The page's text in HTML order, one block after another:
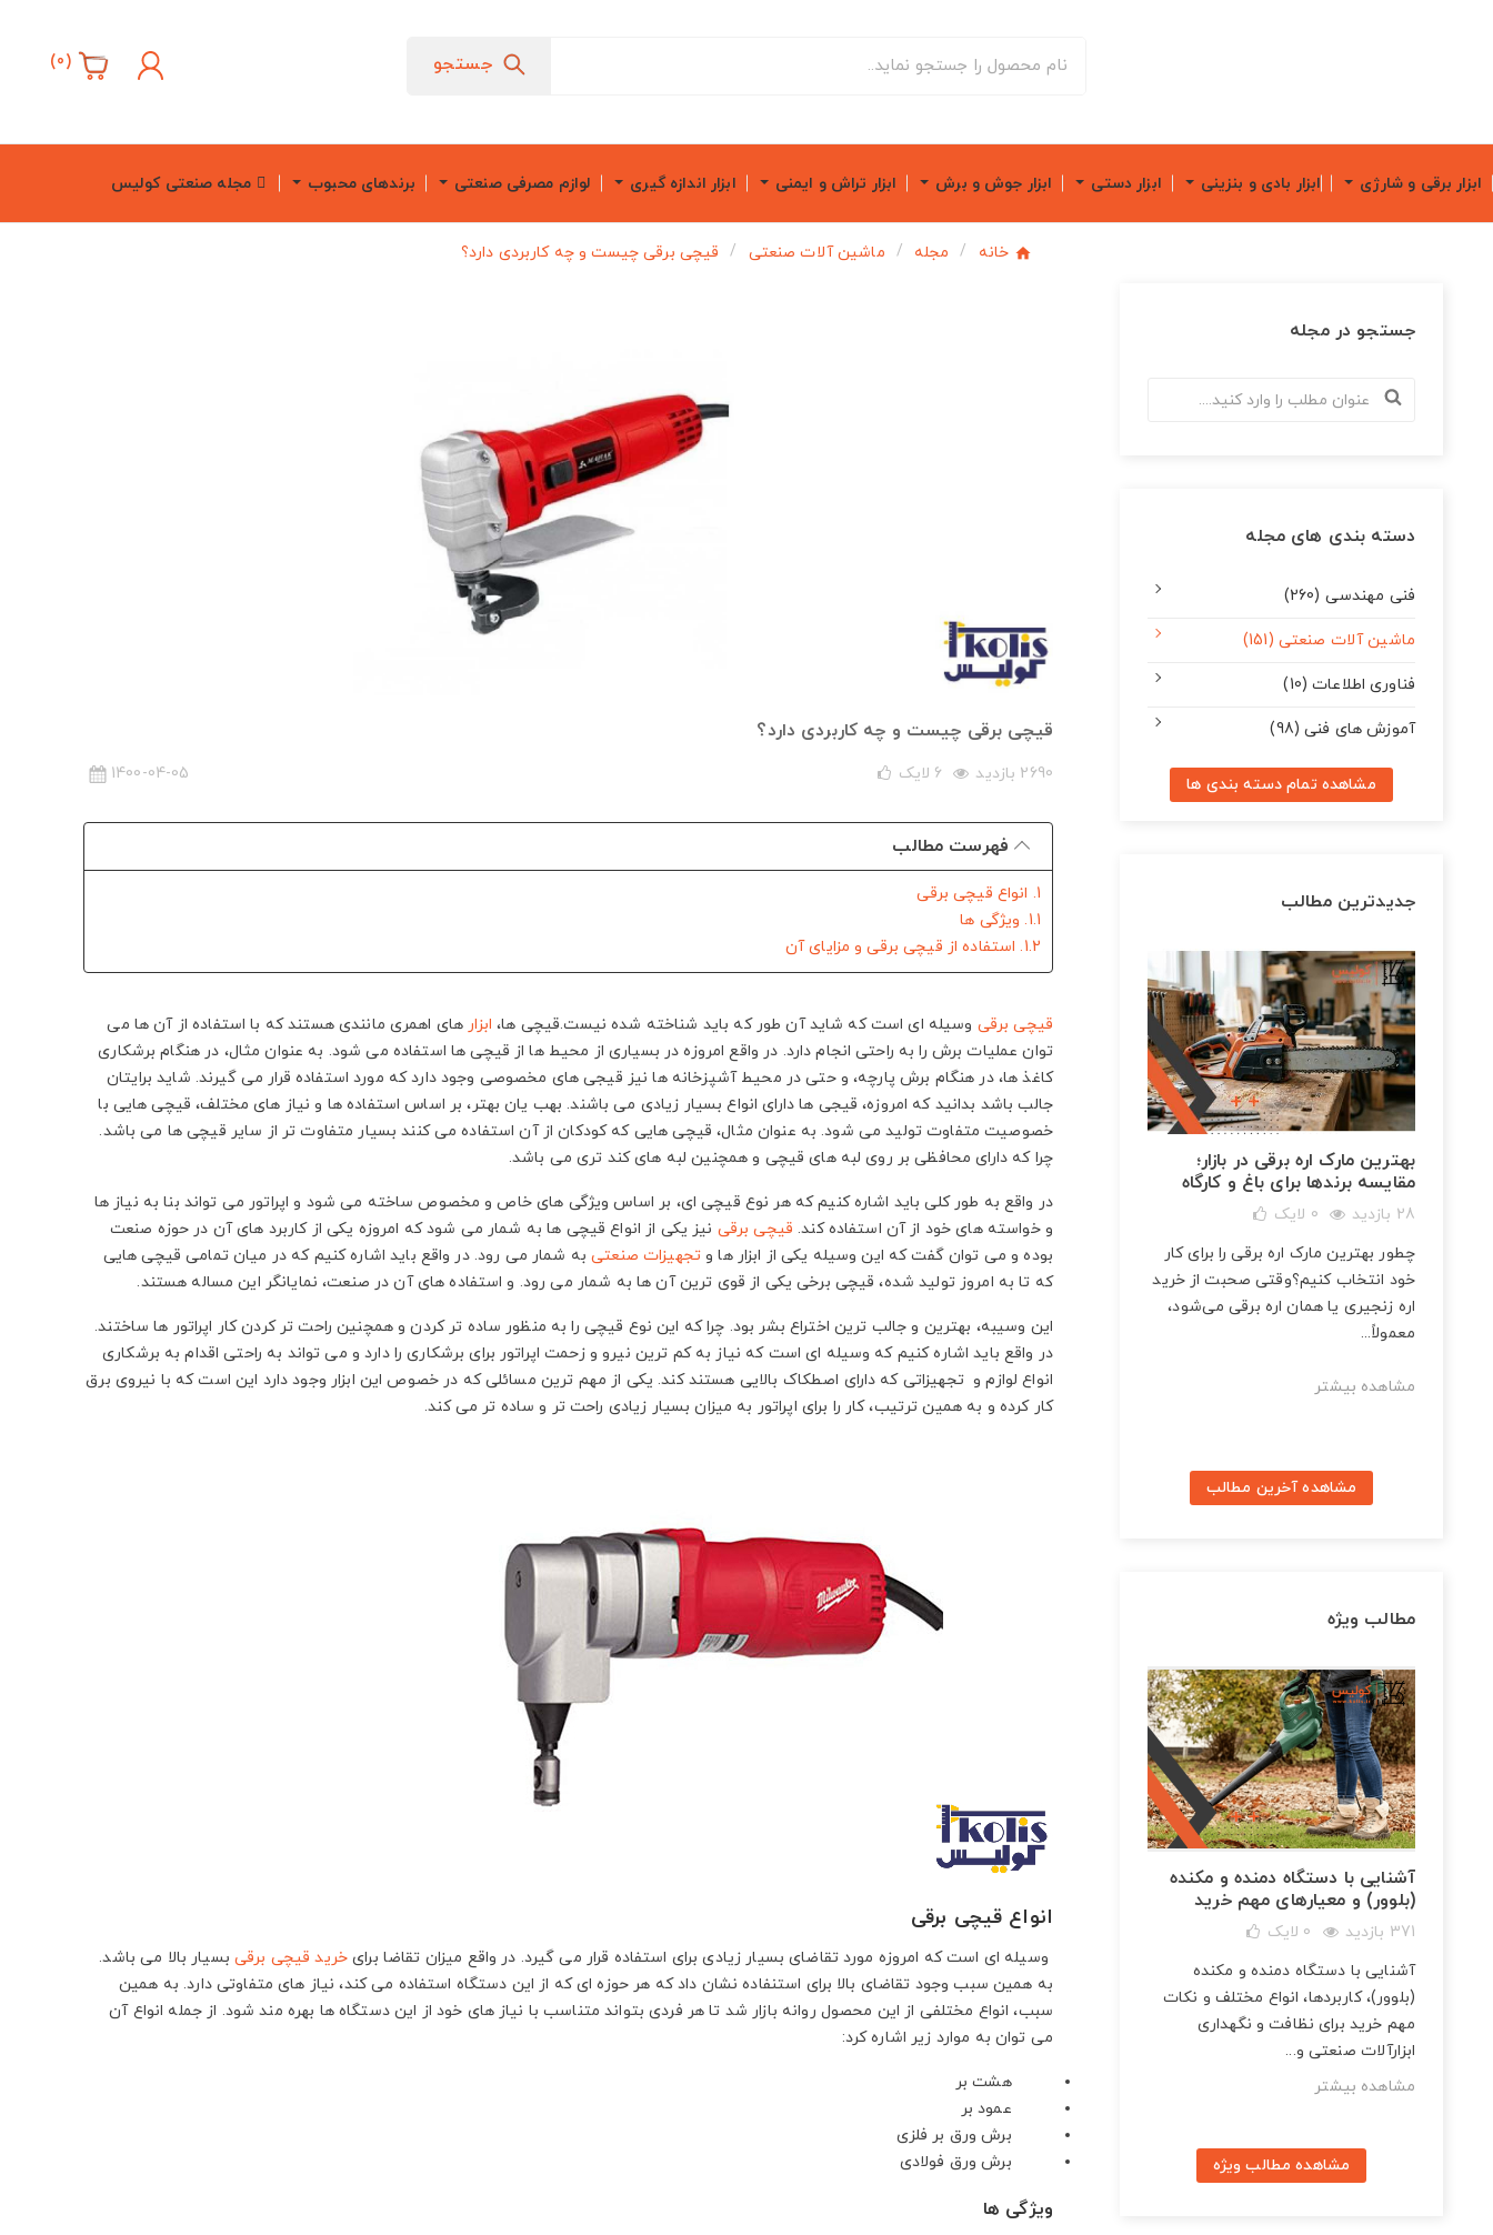
جستجو (
0
)
ابزار برقی و شارژی ابزار بادی و بنزینی ابزار دستی ابزار جوش و برش ابزار تراش و ایمنی ابزار اندازه گیری لوازم مصرفی صنعتی برندهای محبوب مجله صنعتی کولیس
خانه مجله ماشین آلات صنعتی قیچی برقی چیست و چه کاربردی دارد؟
قیچی برقی چیست و چه کاربردی دارد؟
2690 بازدید 6 لایک 1400-04-05
فهرست مطالب
1. انواع قیچی برقی
1.1. ویژگی ها
1.2. استفاده از قیچی برقی و مزایای آن
قیچی برقی وسیله ای است که شاید آن طور که باید شناخته شده نیست.قیچی ها، ابزار های اهمری مانندی هستند که با استفاده از آن ها می
توان عملیات برش را به راحتی انجام دارد. در واقع امروزه در بسیاری از محیط ها از قیچی ها استفاده می شود. به عنوان مثال، در هنگام برشکاری
کاغذ ها، در هنگام برش پارچه، و حتی در محیط آشپزخانه ها نیز قیجی های مخصوصی وجود دارد که مورد استفاده قرار می گیرند. شاید برایتان
جالب باشد بدانید که امروزه، قیجی ها دارای انواع بسیار زیادی می باشند. بهب یان بهتر، بر اساس استفاده ها و نیاز های مختلف، قیچی هایی با
خصوصیت متفاوت تولید می شود. به عنوان مثال، قیچی هایی که کودکان از آن استفاده می کنند بسیار متفاوت تر از سایر قیچی ها می باشد.
چرا که دارای محافظی بر روی لبه های قیچی و همچنین لبه های کند تری می باشد.
در واقع به طور کلی باید اشاره کنیم که هر نوع قیچی ای، بر اساس ویژگی های خاص و مخصوص ساخته می شود و اپراتور می تواند بنا به نیاز ها
و خواسته های خود از آن استفاده کند. قیچی برقی نیز یکی از انواع قیچی ها به شمار می شود که امروزه یکی از کاربرد های آن در حوزه صنعت
بوده و می توان گفت که این وسیله یکی از ابزار ها وتجهیزات صنعتیبه شمار می رود. در واقع باید اشاره کنیم که در میان تمامی قیچی هایی
که تا به امروز تولید شده، قیچی برخی یکی از قوی ترین آن ها به شمار می رود. و استفاده های آن در صنعت، نمایانگر این مساله هستند.
این وسیبه، بهترین و جالب ترین اختراع بشر بود. چرا که این نوع قیچی را به منظور ساده تر کردن و همچنین راحت تر کردن کار اپراتور ها ساختند.
در واقع باید اشاره کنیم که وسیله ای است که نیاز به کم ترین نیرو و زحمت اپراتور برای برشکاری را دارد و می تواند به راحتی اقدام به برشکاری
انواع لوازم و تجهیزاتی که دارای اصطکاک بالایی هستند کند. یکی از مهم ترین مسائلی که در خصوص این ابزار وجود دارد این است که با نیروی برق
کار کرده و به همین ترتیب، کار را برای اپراتور به میزان بسیار زیادی راحت تر و ساده تر می کند.
انواع قیچی برقی
وسیله ای است که امروزه مورد تقاضای بسیار زیادی برای استفاده قرار می گیرد. در واقع میزان تقاضا برایخرید قیچی برقیبسیار بالا می باشد.
به همین سبب وجود تقاضای بالا برای استنفاده نشان داد که هر حوزه ای که از این دستگاه استفاده می کند، نیاز های متفاوتی دارد. به همین
سبب، انواع مختلفی از این محصول روانه بازار شد تا هر فردی بتواند متناسب با نیاز های خود از این دستگاه ها بهره مند شود. از جمله انواع آن
می توان به موارد زیر اشاره کرد:
هشت بر
عمود بر
برش ورق بر فلزی
برش ورق فولادی
ویژگی ها
جستجو در مجله
دسته بندی های مجله
فنی مهندسی (260)
ماشین آلات صنعتی (151)
فناوری اطلاعات (10)
آموزش های فنی (98)
مشاهده تمام دسته بندی ها
جدیدترین مطالب
بهترین مارک اره برقی در بازار؛
مقایسه برندها برای باغ و کارگاه
28 بازدید 0 لایک
چطور بهترین مارک اره برقی را برای کار
خود انتخاب کنیم؟وقتی صحبت از خرید
اره زنجیری یا همان اره برقی می‌شود،
معمولاً...
مشاهده بیشتر
مشاهده آخرین مطالب
مطالب ویژه
آشنایی با دستگاه دمنده و مکنده
(بلوور) و معیارهای مهم خرید
371 بازدید 0 لایک
آشنایی با دستگاه دمنده و مکنده
(بلوور)، کاربردها، انواع مختلف و نکات
مهم خرید برای نظافت و نگهداری
ابزارآلات صنعتی و...
مشاهده بیشتر
مشاهده مطالب ویژه